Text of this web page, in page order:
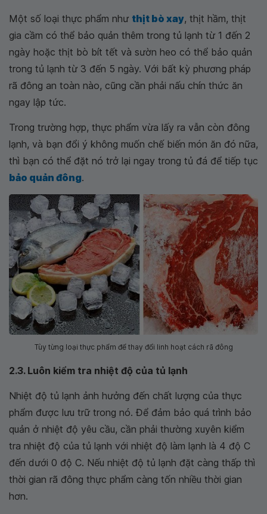
Một số loại thực phẩm như thịt bò xay, thịt hầm, thịt
gia cầm có thể bảo quản thêm trong tủ lạnh từ 1 đến 2
ngày hoặc thịt bò bít tết và sườn heo có thể bảo quản
trong tủ lạnh từ 3 đến 5 ngày. Với bất kỳ phương pháp
rã đông an toàn nào, cũng cần phải nấu chín thức ăn
ngay lập tức.
Trong trường hợp, thực phẩm vừa lấy ra vẫn còn đông
lạnh, và bạn đổi ý không muốn chế biến món ăn đó nữa,
thì bạn có thể đặt nó trở lại ngay trong tủ đá để tiếp tục
bảo quản đông.
Tùy từng loại thực phẩm để thay đổi linh hoạt cách rã đông
2.3. Luôn kiểm tra nhiệt độ của tủ lạnh
Nhiệt độ tủ lạnh ảnh hưởng đến chất lượng của thực
phẩm được lưu trữ trong nó. Để đảm bảo quá trình bảo
quản ở nhiệt độ yêu cầu, cần phải thường xuyên kiểm
tra nhiệt độ của tủ lạnh với nhiệt độ làm lạnh là 4 độ C
đến dưới 0 độ C. Nếu nhiệt độ tủ lạnh đặt càng thấp thì
thời gian rã đông thực phẩm càng tốn nhiều thời gian
hơn.